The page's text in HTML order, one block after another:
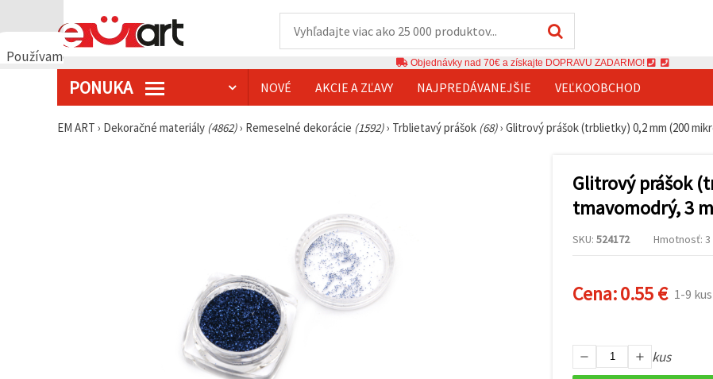
Používame
Objednávky nad 70€ a získajte DOPRAVU ZADARMO!
PONUKA NOVÉ AKCIE A ZĽAVY NAJPREDÁVANEJŠIE VEĽKOOBCHOD
EM ART › Dekoračné materiály (4862)› Remeselné dekorácie (1592)› Trblietavý prášok (68)› Glitrový prášok (trblietky) 0,2 mm (200
Glitrový prášok
tmavomodrý, 3
SKU: 524172 Hmotnosť: 3
Cena:0.55 € 1-9 kus
kus